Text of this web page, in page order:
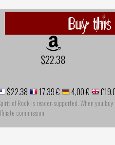
Buy
$22.38
$22.38 17,39 € 4,00 €
of Rock is reader-supported. When you
commission